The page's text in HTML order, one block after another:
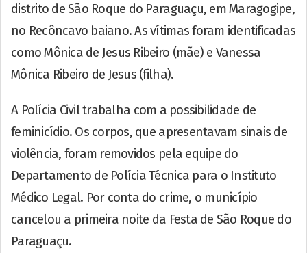
distrito de São Roque do Paraguaçu, em Maragogipe,
no Recôncavo baiano. As vítimas foram identificadas
como Mônica de Jesus Ribeiro (mãe) e Vanessa
Mônica Ribeiro de Jesus (filha).
A Polícia Civil trabalha com a possibilidade de
feminicídio. Os corpos, que apresentavam sinais de
violência, foram removidos pela equipe do
Departamento de Polícia Técnica para o Instituto
Médico Legal. Por conta do crime, o município
cancelou a primeira noite da Festa de São Roque do
Paraguaçu.